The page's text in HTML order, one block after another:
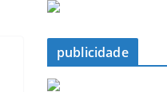
publicidade